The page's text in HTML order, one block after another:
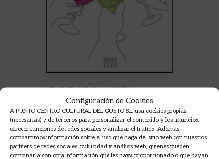
Configuración de Cookies
A PUNTO CENTRO CULTURAL DEL GUSTO SL, usa cookies propias
(necesarias) y de terceros para personalizar el contenido y los anuncios,
ofrecer funciones de redes sociales y analizar el tráfico. Además,
compartimos información sobre el uso que haga del sitio web con nuestros
partners de redes sociales, publicidad y análisis web, quienes pueden
combinarla con otra información que les haya proporcionado o que hayan
VIVIR EL VINO LA GUÍA
VV.AA.
16,00€
AÑADIR A LA CESTA